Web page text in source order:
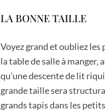
LA BONNE TAILLE
Voyez grand et oubliez les
la table de salle à manger,
qu’une descente de lit
grande taille sera
grands tapis dans les